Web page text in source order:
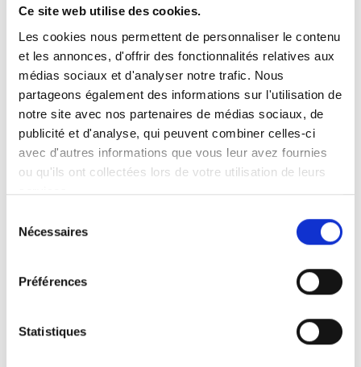
Ce site web utilise des cookies.
Les cookies nous permettent de personnaliser le contenu
et les annonces, d'offrir des fonctionnalités relatives aux
médias sociaux et d'analyser notre trafic. Nous
partageons également des informations sur l'utilisation de
notre site avec nos partenaires de médias sociaux, de
publicité et d'analyse, qui peuvent combiner celles-ci
avec d'autres informations que vous leur avez fournies
ou qu'ils ont collectées lors de votre utilisation de leurs
services.
Nécessaires
Préférences
Statistiques
Morgane CUETO, Juriste en charge du Pôle IP, ALTIJ
Avocats
ATELIER 2 : Comment financer l’innovation
dans le viti-vini ?
bancaire, capital investissement, subventions, etc.
Le rôle du capital-investissement dans les petites
écologique
Comment soutenir l’innovation dans le secteur ?
Sylvain FAVIER,
Avocat associé en capital investissement,